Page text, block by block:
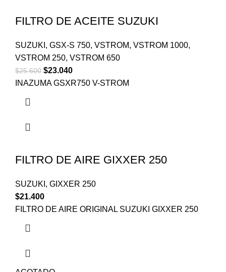
FILTRO DE ACEITE SUZUKI
SUZUKI , GSX-S 750, VSTROM, VSTROM 1000,
VSTROM 250, VSTROM 650
$25.600 $23.040
INAZUMA GSXR750 V-STROM
FILTRO DE AIRE GIXXER 250
SUZUKI , GIXXER 250
$21.400
FILTRO DE AIRE ORIGINAL SUZUKI GIXXER 250